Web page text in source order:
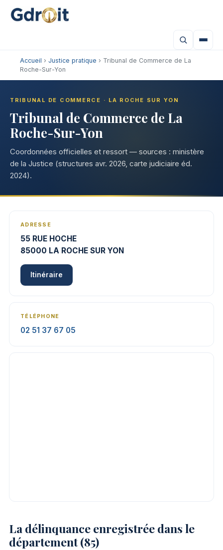
Accueil › Justice pratique › Tribunal de Commerce de La
Roche-Sur-Yon
TRIBUNAL DE COMMERCE · LA ROCHE SUR YON
Tribunal de Commerce de La
Roche-Sur-Yon
Coordonnées officielles et ressort — sources : ministère
de la Justice (structures avr. 2026, carte judiciaire éd.
2024).
ADRESSE
55 RUE HOCHE
85000 LA ROCHE SUR YON
Itinéraire
TÉLÉPHONE
02 51 37 67 05
La délinquance enregistrée dans le
département (85)